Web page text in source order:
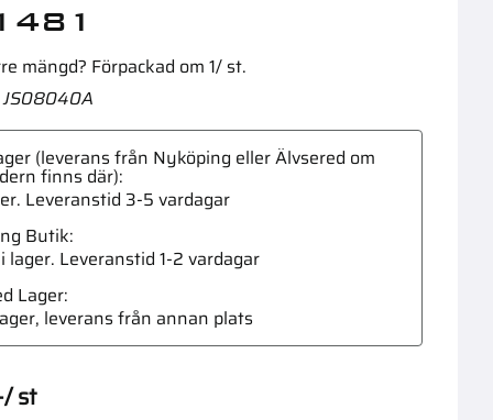
mängd? Förpackad om 1/ st.
JS08040A
/st
(leverans från Nyköping eller Älvsered om
finns där)
Leveranstid 3-5 vardagar
Butik
lager
Lager
leverans från annan plats